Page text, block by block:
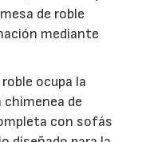
de roble
mediante
ocupa la
chimenea de
con sofás